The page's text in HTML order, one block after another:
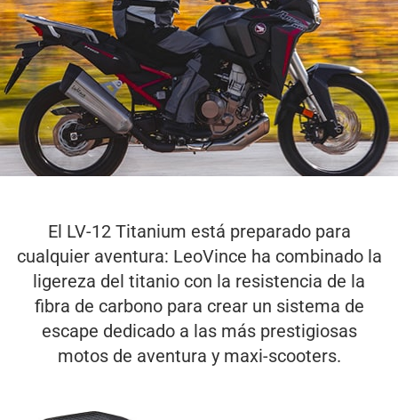
El LV-12 Titanium está preparado para
cualquier aventura: LeoVince ha combinado la
ligereza del titanio con la resistencia de la
fibra de carbono para crear un sistema de
escape dedicado a las más prestigiosas
motos de aventura y maxi-scooters.